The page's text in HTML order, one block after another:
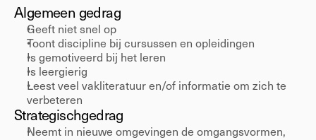
Algemeen gedrag
Geeft niet snel op
Toont discipline bij cursussen en opleidingen
Is gemotiveerd bij het leren
Is leergierig
Leest veel vakliteratuur en/of informatie om zich te
verbeteren
Strategischgedrag
Neemt in nieuwe omgevingen de omgangsvormen,